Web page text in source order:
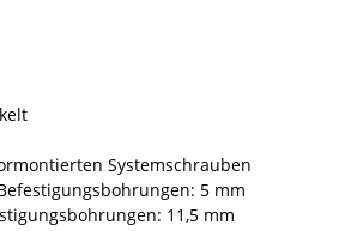
Systemschrauben
5 mm
11,5 mm